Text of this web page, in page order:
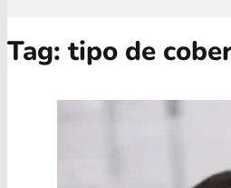
Tag:tipo de